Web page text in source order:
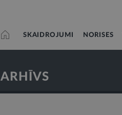
SKAIDROJUMI NORISES
ARHĪVS